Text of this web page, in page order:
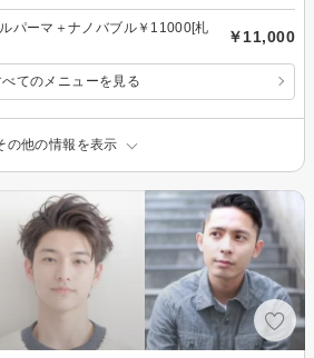
パーマ＋ナノバブル￥11000[札
￥11,000
べてのメニューを見る
の他の情報を表示